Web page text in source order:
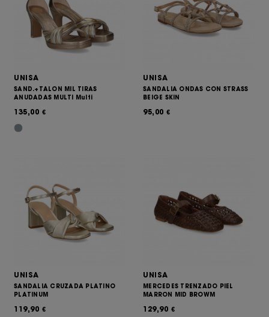
UNISA
SAND.+TALON MIL TIRAS
ANUDADAS MULTI Multi
135,00 €
UNISA
SANDALIA ONDAS CON STRASS
BEIGE SKIN
95,00 €
UNISA
SANDALIA CRUZADA PLATINO
PLATINUM
119,90 €
UNISA
MERCEDES TRENZADO PIEL
MARRON MID BROWM
129,90 €